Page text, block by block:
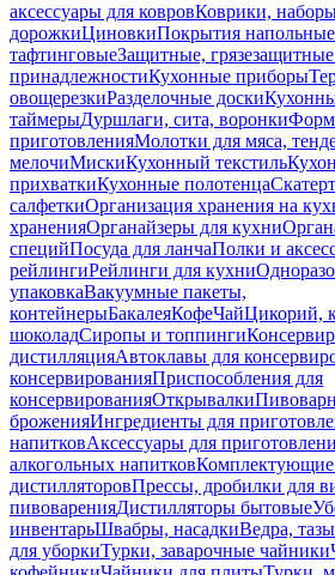
аксессуары для ковровКоврики,
дорожкиЦиновкиПокрытия напольные
тафтинговыеЗащитные,
принадлежностиКухонные приборы
овощерезкиРазделочные доски
таймерыДуршлаги, сита, воронки
приготовленияМолотки для мяса,
мелочиМискиКухонный текстиль
прихваткиКухонные полотенца
салфеткиОрганизация хранения на
храненияОрганайзеры для кухни
специйПосуда для ланчаПолки и
рейлингиРейлинги для кухни
упаковкаВакуумные пакеты,
контейнерыБакалеяКофеЧайЦикорий,
шоколадСиропы и топпинги
дистилляцияАвтоклавы для
консервированияПриспособления для
консервированияОткрывалки
броженияИнгредиенты для
напитковАксессуары для
алкогольных напитковКомплектующие
дистилляторовПрессы, дробилки для
пивоваренияДистилляторы бытовые
инвентарьШвабры, насадкиВедра,
для уборкиТурки, заварочные чайники